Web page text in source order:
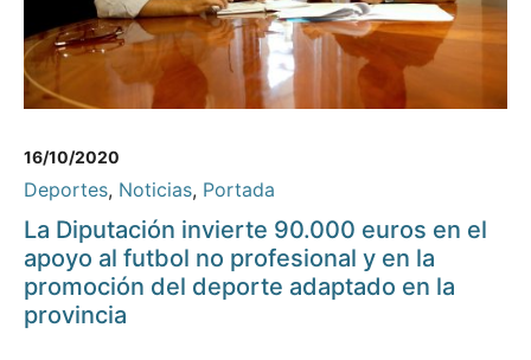
16/10/2020
Deportes, Noticias, Portada
La Diputación invierte 90.000 euros en el
apoyo al futbol no profesional y en la
promoción del deporte adaptado en la
provincia